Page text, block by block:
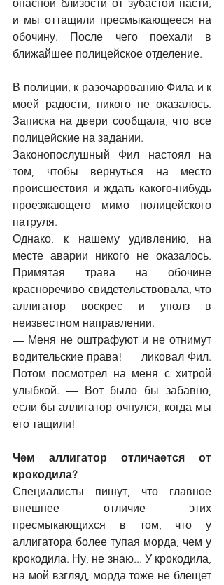
опасной близости от зубастой пасти,
и мы оттащили пресмыкающееся на
обочину. После чего поехали в
ближайшее полицейское отделение.
В полиции, к разочарованию Фила и к
моей радости, никого не оказалось.
Записка на двери сообщала, что все
полицейские на задании.
Законопослушный Фил настоял на
том, чтобы вернуться на место
происшествия и ждать какого-нибудь
проезжающего мимо полицейского
патруля.
Однако, к нашему удивлению, на
месте аварии никого не оказалось.
Примятая трава на обочине
красноречиво свидетельствовала, что
аллигатор воскрес и уполз в
неизвестном направлении.
— Меня не оштрафуют и не отнимут
водительские права! — ликовал Фил.
Потом посмотрел на меня с хитрой
улыбкой. — Вот было бы забавно,
если бы аллигатор очнулся, когда мы
его тащили!
Чем аллигатор отличается от
крокодила?
Специалисты пишут, что главное
внешнее отличие этих
пресмыкающихся в том, что у
аллигатора более тупая морда, чем у
крокодила. Ну, не знаю... У крокодила,
на мой взгляд, морда тоже не блещет